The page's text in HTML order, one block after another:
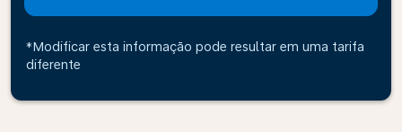
*Modificar esta informação pode resultar em uma tarifa
diferente